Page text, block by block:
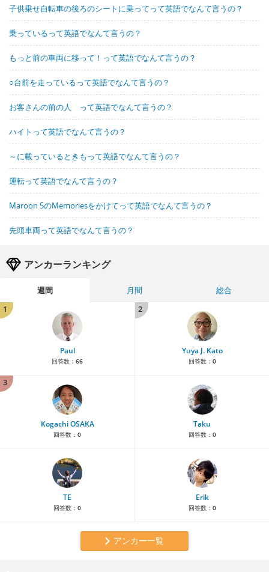
子供乗せ自転車の後ろのシートに乗ってって英語でなんて言うの？
乗っているって英語でなんて言うの？
もっと前の車両に移って！って英語でなんて言うの？
○台前を走っているって英語でなんて言うの？
お客さんの前の人 って英語でなんて言うの？
ハイトって英語でなんて言うの？
～に載っているときもって英語でなんて言うの？
運転って英語でなんて言うの？
Maroon 5のMemoriesをかけてって英語でなんて言うの？
先頭車両って英語でなんて言うの？
アンカーランキング
週間 月間
総合
1
Paul
回答数： 66
2
Yuya J. Kato
回答数： 0
3
Kogachi OSAKA
回答数： 0
Taku
回答数： 0
TE
回答数： 0
Erik
回答数： 0
アンカー一覧